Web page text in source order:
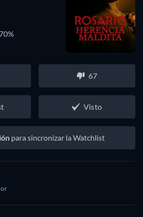
70%
67
Visto
para sincronizar la Watchlist